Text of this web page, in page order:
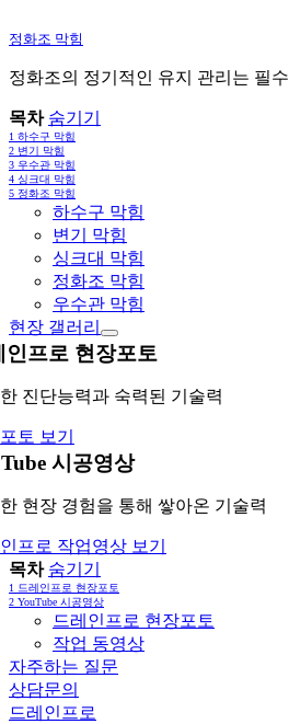
정화조 막힘
정화조의 정기적인 유지 관리는 필
목차 숨기기
1 하수구 막힘
2 변기 막힘
3 우수관 막힘
4 싱크대 막힘
5 정화조 막힘
하수구 막힘
변기 막힘
싱크대 막힘
정화조 막힘
우수관 막힘
현장 갤러리
인프로 현장포토
진단능력과 숙력된 기술력
토 보기
시공영상
현장 경험을 통해 쌓아온 기술력
프로 작업영상 보기
목차 숨기기
1 드레인프로 현장포토
2 YouTube 시공영상
드레인프로 현장포토
작업 동영상
자주하는 질문
상담문의
드레인프로